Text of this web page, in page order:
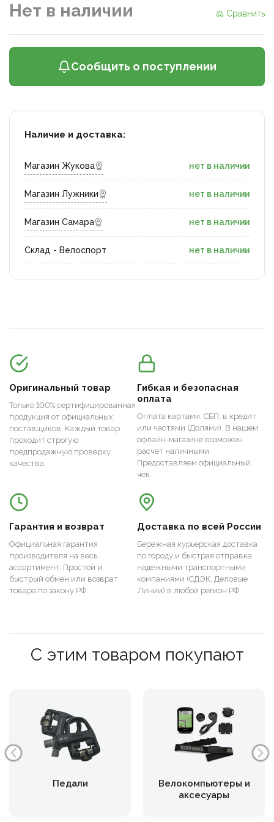
Нет в наличии ⚖ Сравнить
Сообщить о поступлении
Наличие и доставка:
Магазин Жукова нет в наличии
Магазин Лужники нет в наличии
Магазин Самара нет в наличии
Склад - Велоспорт нет в наличии
Оригинальный товар
Только 100% сертифицированная
продукция от официальных
поставщиков. Каждый товар
проходит строгую
предпродажную проверку
качества.
Гибкая и безопасная
оплата
Оплата картами, СБП, в кредит
или частями (Долями). В нашем
офлайн-магазине возможен
расчет наличными.
Предоставляем официальный
чек.
Гарантия и возврат
Официальная гарантия
производителя на весь
ассортимент. Простой и
быстрый обмен или возврат
товара по закону РФ.
Доставка по всей России
Бережная курьерская доставка
по городу и быстрая отправка
надежными транспортными
компаниями (СДЭК, Деловые
Линии) в любой регион РФ.
С этим товаром покупают
Педали
Велокомпьютеры и
аксесуары